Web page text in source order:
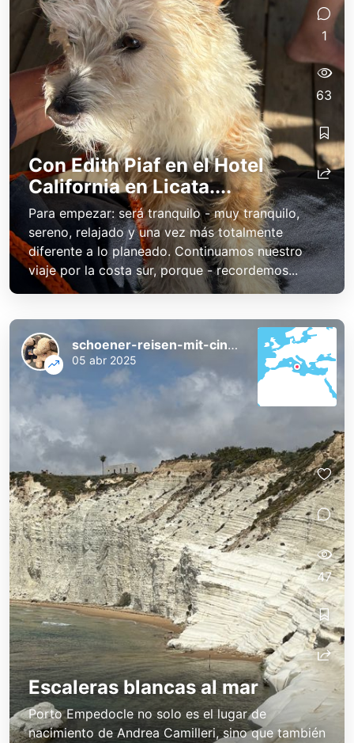
Con Edith Piaf en el Hotel
California en Licata....
Para empezar: será tranquilo - muy tranquilo,
sereno, relajado y una vez más totalmente
diferente a lo planeado. Continuamos nuestro
viaje por la costa sur, porque - recordemos...
1
63
Escaleras blancas al mar
Porto Empedocle no solo es el lugar de
nacimiento de Andrea Camilleri, sino que también
schoener-reisen-mit-cindy-und-bert
05 abr 2025
47